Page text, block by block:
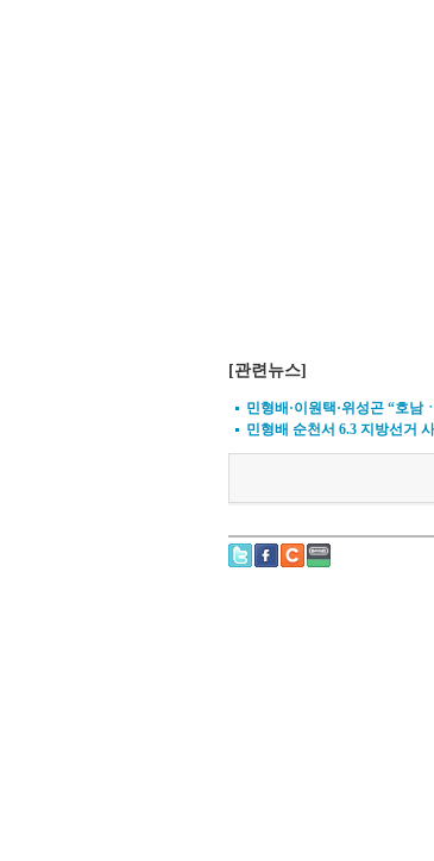
[관련뉴스]
민형배·이원택·위성곤 “호남
민형배 순천서 6.3 지방선거